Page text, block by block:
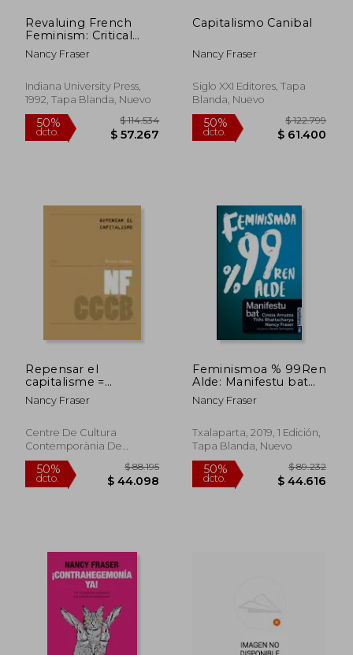
$ 69.866
50%
dcto.
Revaluing French
Feminism: Critical
Essays on Difference,
Agency, and Culture
Inglés)
Nancy Fraser
Indiana University Press,
1992, Tapa Blanda, Nuevo
Capitalismo Canibal
Nancy Fraser
Siglo XXI Editores, Tapa
Blanda, Nuevo
Repensar el
capitalisme =
Rethinking capitalism
Nancy Fraser
Centre De Cultura
Contemporània De
Barcelona, Tapa Blanda,
Nuevo
Feminismoa % 99Ren
Alde: Manifestu bat
(Poltsiko)
Nancy Fraser
Txalaparta, 2019, 1 Edición,
Tapa Blanda, Nuevo